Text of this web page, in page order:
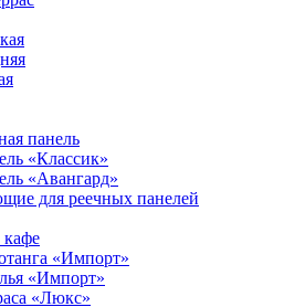
панель
«Классик»
«Авангард»
для реечных панелей
кафе
«Импорт»
«Импорт»
«Люкс»